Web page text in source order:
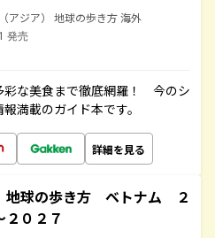
アジア） 地球の歩き方 海外
発売
彩な美食まで徹底網羅！ 今のシ
満載のガイド本です。
詳細を見る
球の歩き方 ベトナム ２
２０２７